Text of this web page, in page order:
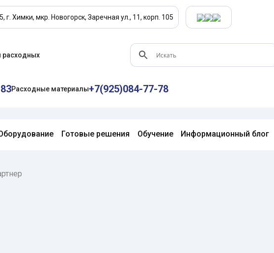
г. Химки, мкр. Новогорск, Заречная ул., 11, корп. 105
расходных
Расходные материалы+7(925)084-77-78
Готовые решения Обучение Информационный блог